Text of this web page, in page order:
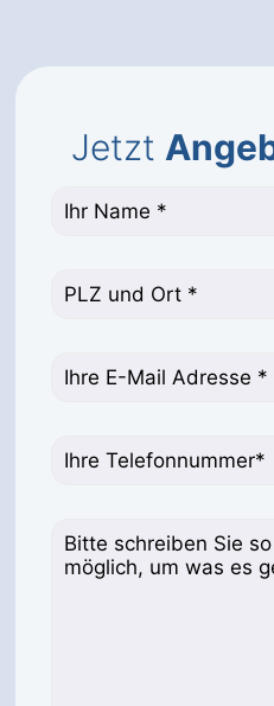
Jetzt